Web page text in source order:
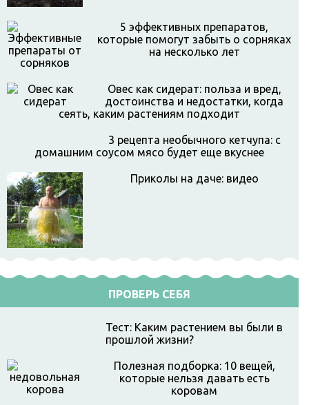
5 эффективных препаратов,
которые помогут забыть о сорняках
на несколько лет
Овес как сидерат: польза и вред,
достоинства и недостатки, когда
сеять, каким растениям подходит
3 рецепта необычного кетчупа: с
домашним соусом мясо будет еще вкуснее
Приколы на даче: видео
ПРОВЕРЬ СЕБЯ
Тест: Каким растением вы были в
прошлой жизни?
Полезная подборка: 10 вещей,
которые нельзя давать есть
коровам